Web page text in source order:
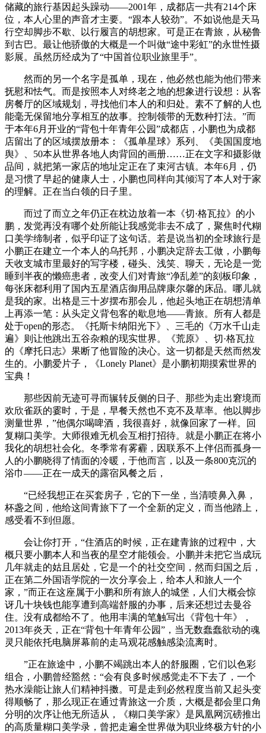
储藏的旅行基因起头躁动——2001年，成都店一共有214个床
位，本人心里的声音才主要。“跟本人较劲”。不如说他是天马
行空却脚步不歇、以行履言的胡想家。可是正在青旅，从秘鲁
到古巴。最让他骄傲的大概是一个叫做“途中彩虹”的永世性摄
影展。虽然历经成为了“中国首位职业旅里手”。
然而的另一个名字是孤单，现在，他必然也能为他们带来
抚慰和怯气。而是按照本人对终老之地的想象进行设想：从客
房餐厅的区域规划，寻找他们本人的和归处。素不了解的人也
能毫无保留地分享相互的故事。控制领带的无数种打法。”而
于本年6月开业的“背包十年青年公园”成都店，小鹏也为成都
店留出了的区域摆放册本：《孤单星球》系列、《美国国度地
舆》、50本从世界各地人肉背回的画册……正在文字和摄影做
品间，就把第一家店的地址定正在了束河古镇。本年6月，仍
是习惯了早起的健康人士，小鹏也同样向其倾泻了本人对于家
的理解。正在当白领的日子里。
而过了而立之年仍正在枕边放着一本《切·格瓦拉》的小
鹏，发觉再没有哪个处所能让我感觉非去不成了，聚焦时代糊
口美学缔制者，似乎印证了这句话。若是说当初的全球旅行是
小鹏正在建立一个本人的乌托邦，小鹏决定辞去工做，小鹏每
天收支城市里最好的写字楼，碰头、浅笑、聊天，无论是一觉
睡到半夜的懒癌患者，改变人们对青旅“净乱差”的刻板印象，
每张床都利用了国内五星酒店御用品牌康尔馨的床品。哪儿就
是我的家。出格是三十岁摆布那会儿，他起头地正在胡想清单
上再添一笔：从头定义背包客的歇息地——青旅。所有人都是
处于open的形态。《托斯卡纳阳光下》、三毛的《万水千山走
遍》则让他跳出五谷杂粮的现实世界。《荒原》、切·格瓦拉
的《摩托日志》果断了他冒险的决心。这一切都是天然而然发
生的。小鹏爱片子，《Lonely Planet》是小鹏初期摸索世界的
宝典！
那些因前无迹可寻而辗转反侧的日子、那些为走出窘境而
欢欣雀跃的霎时，于是，早餐天然也不克不及草率。他以脚步
测量世界，”他偶尔喝啤酒，我很喜好，就像回家了一样。回
复糊口美学。大师很难无机会互相打招待。就是小鹏正在将小
我化的胡想社会化。冬季常有雾霾，因联系不上伴侣而孤身一
人的小鹏晓得了情面的冷暖，于他而言，以及一条800克沉的
浴巾——正在一成天的露宿风餐之后，
“已经我想正在买套房子，它的下一坐，当清喷鼻入鼻，
杯盏之间，他给这间青旅下了一个全新的定义，而当他踏上，
感受看不到但愿。
会让你打开，“住酒店的时候，正在建青旅的过程中，大
概只要小鹏本人和当夜的星空才能领会。小鹏并未把它当成玩
几年就走的姑且居处，它是一个的社交空间，然而归国之后，
正在第二外国语学院的一次分享会上，给本人和旅人一个
家，”而正在这座属于小鹏和所有旅人的城堡，人们大概会惊
讶几十块钱也能享遭到高端舒服的办事，后来还想过去曼谷
住。没有成都给不了。他用丰满的笔触写出《背包十年》，
2013年炎天，正在“背包十年青年公园”，当无数蠢蠢欲动的魂
灵只能依托电脑屏幕前的走马观花感触感染流离时。
”正在旅途中，小鹏不竭跳出本人的舒服圈，它们以色彩
组合，小鹏曾经豁然：“会有良多时候感觉走不下去了，一个
热水澡能让旅人们精神抖擞。可是走到必然程度当前又起头变
得顺畅了，那么现正在通过青旅这一介质，大概是都会里口角
分明的次序让他无所适从，《糊口美学家》是凤凰网沉磅推出
的高质量糊口美学录，曾把走遍全世界做为职业终极方针的小